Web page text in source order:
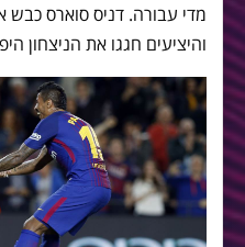
מדי עבורה. דניס סוארס כבש
והיציעים חגגו את הניצחון